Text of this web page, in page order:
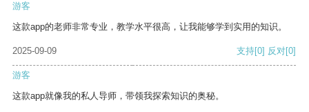
游客
这款app的老师非常专业，教学水平很高，让我能够学到实用的知识。
2025-09-09 支持[0] 反对[0]
游客
这款app就像我的私人导师，带领我探索知识的奥秘。